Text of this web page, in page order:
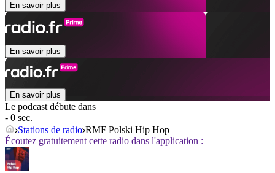
En savoir plus
En savoir plus
En savoir plus
Le podcast débute dans
- 0 sec.
Stations de radio RMF Polski Hip Hop
Écoutez gratuitement cette radio dans l'application :